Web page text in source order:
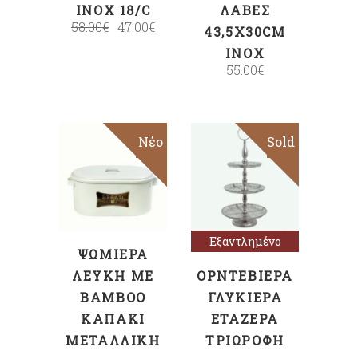
INOX 18/C
58.00€ 47.00€
ΛΑΒΈΣ
43,5X30CM
INOX
55.00€
Sale
Νέο
ΠΡΟΣΘΉΚΗ
ΣΤΟ ΚΑΛΆΘΙ
ΨΩΜΙΈΡΑ
ΛΕΥΚΉ ΜΕ
BAMBOO
ΚΑΠΆΚΙ
ΜΕΤΑΛΛΙΚΉ
Εξαντλημένο
Sold
Διαβάστε
περισσότερα
ΟΡΝΤΕΒΙΈΡΑ
ΓΛΥΚΙΈΡΑ
ΕΤΑΖΈΡΑ
ΤΡΙΏΡΟΦΗ